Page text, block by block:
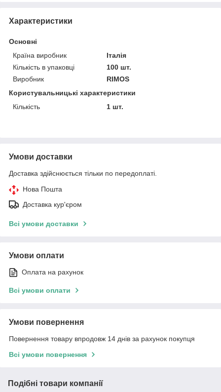
Характеристики
Основні
Країна виробник
Італія
Кількість в упаковці
100 шт.
Виробник
RIMOS
Користувальницькі характеристики
Кількість
1 шт.
Умови доставки
Доставка здійснюється тільки по передоплаті.
Нова Пошта
Доставка кур'єром
Всі умови доставки
Умови оплати
Оплата на рахунок
Всі умови оплати
Умови повернення
Повернення товару впродовж 14 днів за рахунок покупця
Всі умови повернення
Подібні товари компанії